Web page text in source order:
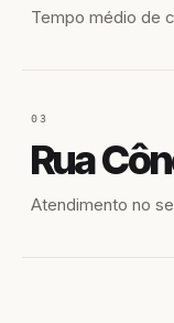
Tempo médio de
03
Rua
Atendimento no